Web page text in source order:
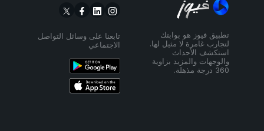
تطبيق فيوز هو بوابتك
لتجارب غامرة لا مثيل لها.
استكشف الأحداث
والوجهات والمزيد بزاوية
360 درجة مذهلة.
تابعنا على وسائل التواصل
الاجتماعي